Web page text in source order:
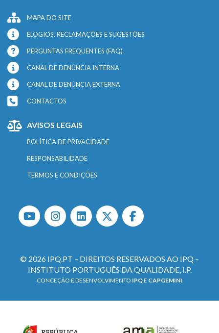
MAPA DO SITE
ELOGIOS, RECLAMAÇÕES E SUGESTÕES
PERGUNTAS FREQUENTES (FAQ)
CANAL DE DENÚNCIA INTERNA
CANAL DE DENÚNCIA EXTERNA
CONTACTOS
AVISOS LEGAIS
POLÍTICA DE PRIVACIDADE
RESPONSABILIDADE
TERMOS E CONDIÇÕES
© 2026 IPQ.PT – DIREITOS RESERVADOS AO IPQ –
INSTITUTO PORTUGUÊS DA QUALIDADE, I.P.
CONCEÇÃO E DESENVOLVIMENTO IPQE CAPGEMINI